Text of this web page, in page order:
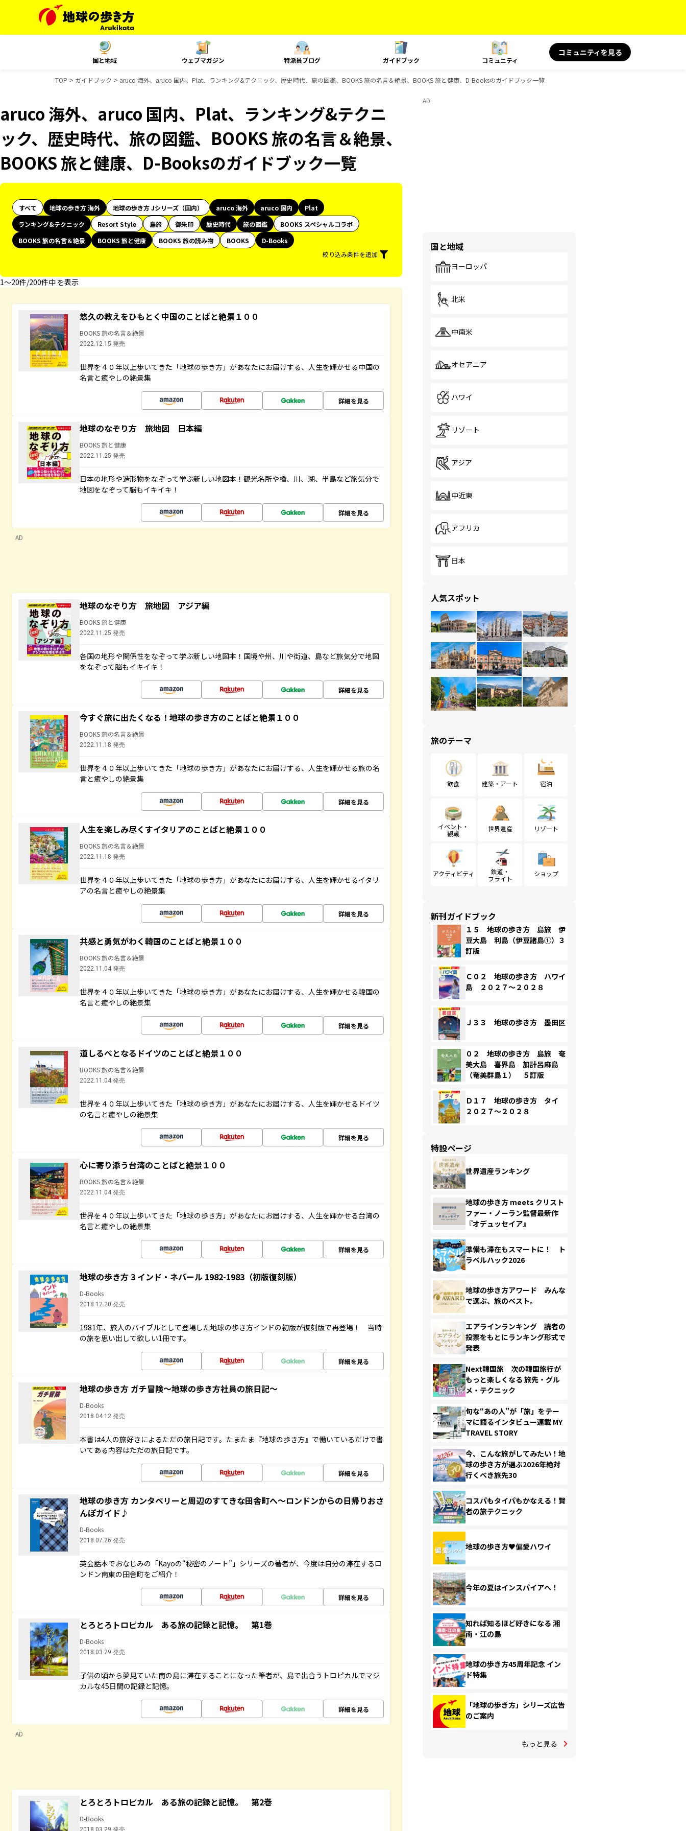
国と地域 ウェブマガジン 特派員ブログ ガイドブック コミュニティ
コミュニティを見る
TOP ガイドブック aruco 海外、aruco 国内、Plat、ランキング&テクニック、歴史時代、旅の図鑑、BOOKS 旅の名言＆絶景、BOOKS 旅と健康、D-Booksのガイドブック一覧
aruco 海外、aruco 国内、Plat、ランキング&テクニ
ック、歴史時代、旅の図鑑、BOOKS 旅の名言＆絶景、
BOOKS 旅と健康、D-Booksのガイドブック一覧
すべて 地球の歩き方 海外 地球の歩き方 Jシリーズ（国内） aruco 海外 aruco 国内
Plat
ランキング&テクニック
Resort Style 島旅 御朱印 歴史時代 旅の図鑑
BOOKS スペシャルコラボ
BOOKS 旅の名言＆絶景
BOOKS 旅と健康 BOOKS 旅の読み物 BOOKS
D-Books
絞り込み条件を追加
1〜20件/200件中 を表示
悠久の教えをひもとく中国のことばと絶景１００
BOOKS 旅の名言＆絶景
2022.12.15 発売
世界を４０年以上歩いてきた「地球の歩き方」があなたにお届けする、人生を輝かせる中国の
名言と癒やしの絶景集
詳細を見る
地球のなぞり方 旅地図 日本編
BOOKS 旅と健康
2022.11.25 発売
日本の地形や造形物をなぞって学ぶ新しい地図本！観光名所や橋、川、湖、半島など旅気分で
地図をなぞって脳もイキイキ！
詳細を見る
AD
地球のなぞり方 旅地図 アジア編
BOOKS 旅と健康
2022.11.25 発売
各国の地形や関係性をなぞって学ぶ新しい地図本！国境や州、川や街道、島など旅気分で地図
をなぞって脳もイキイキ！
詳細を見る
今すぐ旅に出たくなる！地球の歩き方のことばと絶景１００
BOOKS 旅の名言＆絶景
2022.11.18 発売
世界を４０年以上歩いてきた「地球の歩き方」があなたにお届けする、人生を輝かせる旅の名
言と癒やしの絶景集
詳細を見る
人生を楽しみ尽くすイタリアのことばと絶景１００
BOOKS 旅の名言＆絶景
2022.11.18 発売
世界を４０年以上歩いてきた「地球の歩き方」があなたにお届けする、人生を輝かせるイタリ
アの名言と癒やしの絶景集
詳細を見る
共感と勇気がわく韓国のことばと絶景１００
BOOKS 旅の名言＆絶景
2022.11.04 発売
世界を４０年以上歩いてきた「地球の歩き方」があなたにお届けする、人生を輝かせる韓国の
名言と癒やしの絶景集
詳細を見る
道しるべとなるドイツのことばと絶景１００
BOOKS 旅の名言＆絶景
2022.11.04 発売
世界を４０年以上歩いてきた「地球の歩き方」があなたにお届けする、人生を輝かせるドイツ
の名言と癒やしの絶景集
詳細を見る
心に寄り添う台湾のことばと絶景１００
BOOKS 旅の名言＆絶景
2022.11.04 発売
世界を４０年以上歩いてきた「地球の歩き方」があなたにお届けする、人生を輝かせる台湾の
名言と癒やしの絶景集
詳細を見る
地球の歩き方 3 インド・ネパール 1982-1983（初版復刻版）
D-Books
2018.12.20 発売
1981年、旅人のバイブルとして登場した地球の歩き方インドの初版が復刻版で再登場！ 当時
の旅を思い出して欲しい1冊です。
詳細を見る
地球の歩き方 ガチ冒険～地球の歩き方社員の旅日記～
D-Books
2018.04.12 発売
本書は4人の旅好きによるただの旅日記です。たまたま『地球の歩き方』で働いているだけで書
いてある内容はただの旅日記です。
詳細を見る
地球の歩き方 カンタベリーと周辺のすてきな田舎町へ～ロンドンからの日帰りおさ
んぽガイド♪
D-Books
2018.07.26 発売
英会話本でおなじみの「Kayoの“秘密のノート”」シリーズの著者が、今度は自分の滞在するロ
ンドン南東の田舎町をご紹介！
詳細を見る
とろとろトロピカル ある旅の記録と記憶。 第1巻
D-Books
2018.03.29 発売
子供の頃から夢見ていた南の島に滞在することになった筆者が、島で出合うトロピカルでマジ
カルな45日間の記録と記憶。
詳細を見る
AD
とろとろトロピカル ある旅の記録と記憶。 第2巻
D-Books
2018.03.29 発売
AD
国と地域
ヨーロッパ
北米
中南米
オセアニア
ハワイ
リゾート
アジア
中近東
アフリカ
日本
人気スポット
旅のテーマ
飲食 建築・アート 宿泊
イベント・
観戦
世界遺産 リゾート
アクティビティ
鉄道・
フライト
ショップ
新刊ガイドブック
１５ 地球の歩き方 島旅 伊
豆大島 利島（伊豆諸島①）３
訂版
Ｃ０２ 地球の歩き方 ハワイ
島 ２０２７～２０２８
Ｊ３３ 地球の歩き方 墨田区
０２ 地球の歩き方 島旅 奄
美大島 喜界島 加計呂麻島
（奄美群島１） ５訂版
Ｄ１７ 地球の歩き方 タイ
２０２７～２０２８
特設ページ
世界遺産ランキング
地球の歩き方 meets クリスト
ファー・ノーラン監督最新作
『オデュッセイア』
準備も滞在もスマートに！ ト
ラベルハック2026
地球の歩き方アワード みんな
で選ぶ、旅のベスト。
エアラインランキング 読者の
投票をもとにランキング形式で
発表
Next韓国旅 次の韓国旅行が
もっと楽しくなる 旅先・グル
メ・テクニック
旬な“あの人”が「旅」をテー
マに語るインタビュー連載 MY
TRAVEL STORY
今、こんな旅がしてみたい！地
球の歩き方が選ぶ2026年絶対
行くべき旅先30
コスパもタイパもかなえる！賢
者の旅テクニック
地球の歩き方♥偏愛ハワイ
今年の夏はインスパイアへ！
知れば知るほど好きになる 湘
南・江の島
地球の歩き方45周年記念 イン
ド特集
「地球の歩き方」シリーズ広告
のご案内
もっと見る